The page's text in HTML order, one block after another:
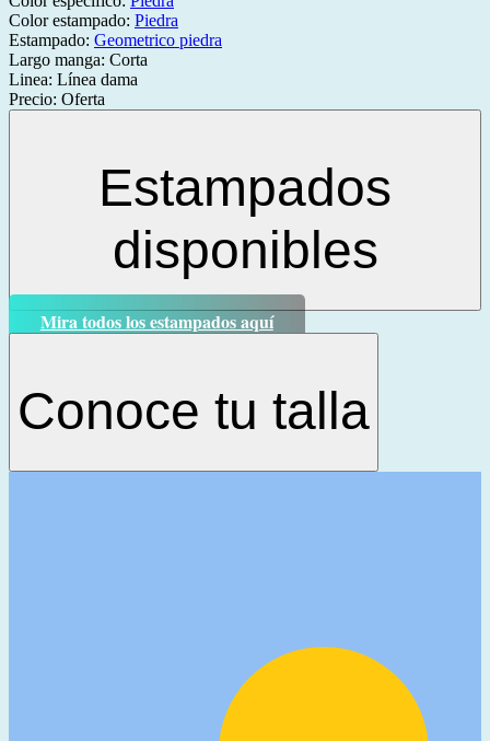
Color estampado: Piedra
Estampado: Geometrico piedra
Largo manga: Corta
Linea: Línea dama
Precio: Oferta
Estampados
disponibles
Mira todos los estampados aquí
Conoce tu talla